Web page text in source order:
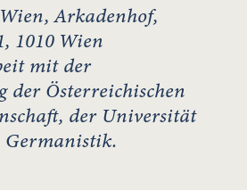
Arkadenhof,
1010 Wien
mit der
der Österreichischen
der Universität